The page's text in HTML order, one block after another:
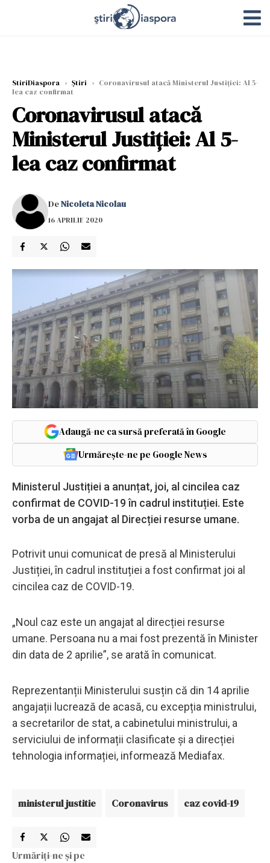
StiriDiaspora › Știri › Coronavirusul atacă Ministerul Justiției: Al 5-
lea caz confirmat
Coronavirusul atacă
Ministerul Justiției: Al 5-
lea caz confirmat
DeNicoleta Nicolau
16 APRILIE 2020
Adaugă-ne ca sursă preferată în Google
Urmărește-ne pe Google News
Ministerul Justiției a anunțat, joi, al cincilea caz
confirmat de COVID-19 în cadrul instituției. Este
vorba de un angajat al Direcției resurse umane.
Potrivit unui comunicat de presă al Ministerului
Justiției, în cadrul instituției a fost confirmat joi al
cincilea caz de COVID-19.
„Noul caz este un angajat al direcției resurse
umane. Persoana nu a mai fost prezentă în Minister
din data de 2 aprilie”, se arată în comunicat.
Reprezentanții Ministerului susțin că din 14 aprilie
angajații lucrează de acasă, cu excepția ministrului,
a secretarilor de stat, a cabinetului ministrului, a
serviciului de informații clasificate și a direcției
tehnologia informației, informează Mediafax.
ministerul justitie Coronavirus caz covid-19
Urmăriți-ne și pe